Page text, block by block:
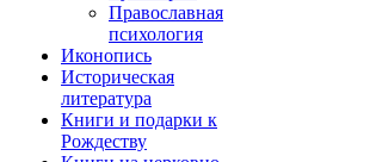
Православная
психология
Иконопись
Историческая
литература
Книги и подарки к
Рождеству